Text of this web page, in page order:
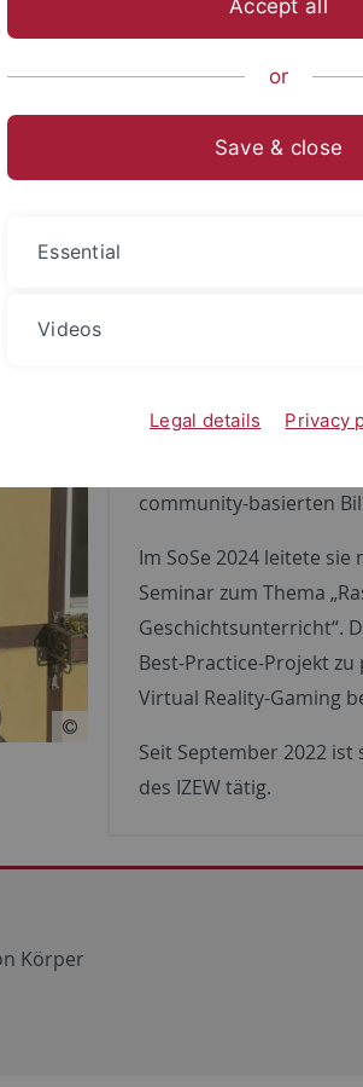
ist
Jüd:innen – BiPoC+
Intersektionalität),
community-basierten
Im SoSe 2024 leitete
Seminar zum Thema
Geschichtsunterricht“.
Best-Practice-Projekt
Virtual Reality-Gaming
Seit September 2022
des IZEW tätig.
Körper
Accept all
or
Save & close
Essential
Videos
Legal details Privacy